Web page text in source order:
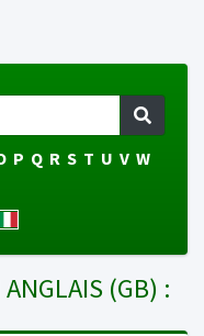
P Q R S T U V W
ANGLAIS (GB) :